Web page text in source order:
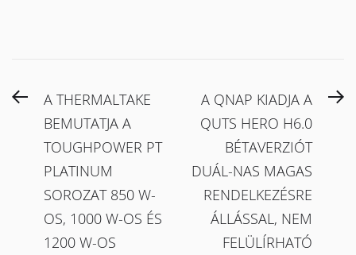
Bejegyzés
navigáció
PreviousA THERMALTAKE
BEMUTATJA A
TOUGHPOWER PT
PLATINUM
SOROZAT 850 W-
OS, 1000 W-OS ÉS
1200 W-OS
A QNAP KIADJA A
QUTS HERO H6.0
BÉTAVERZIÓT
DUÁL-NAS MAGAS
RENDELKEZÉSRE
ÁLLÁSSAL, NEM
FELÜLÍRHATÓ